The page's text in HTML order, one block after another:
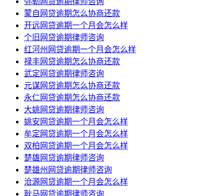
蒙自网贷逾期怎么协商还款
开远网贷逾期一个月会怎么样
个旧网贷逾期律师咨询
红河州网贷逾期一个月会怎么样
禄丰网贷逾期怎么协商还款
武定网贷逾期律师咨询
元谋网贷逾期怎么协商还款
永仁网贷逾期怎么协商还款
大姚网贷逾期律师咨询
姚安网贷逾期一个月会怎么样
牟定网贷逾期一个月会怎么样
双柏网贷逾期一个月会怎么样
楚雄网贷逾期律师咨询
楚雄州网贷逾期律师咨询
沧源网贷逾期一个月会怎么样
耿马网贷逾期律师咨询